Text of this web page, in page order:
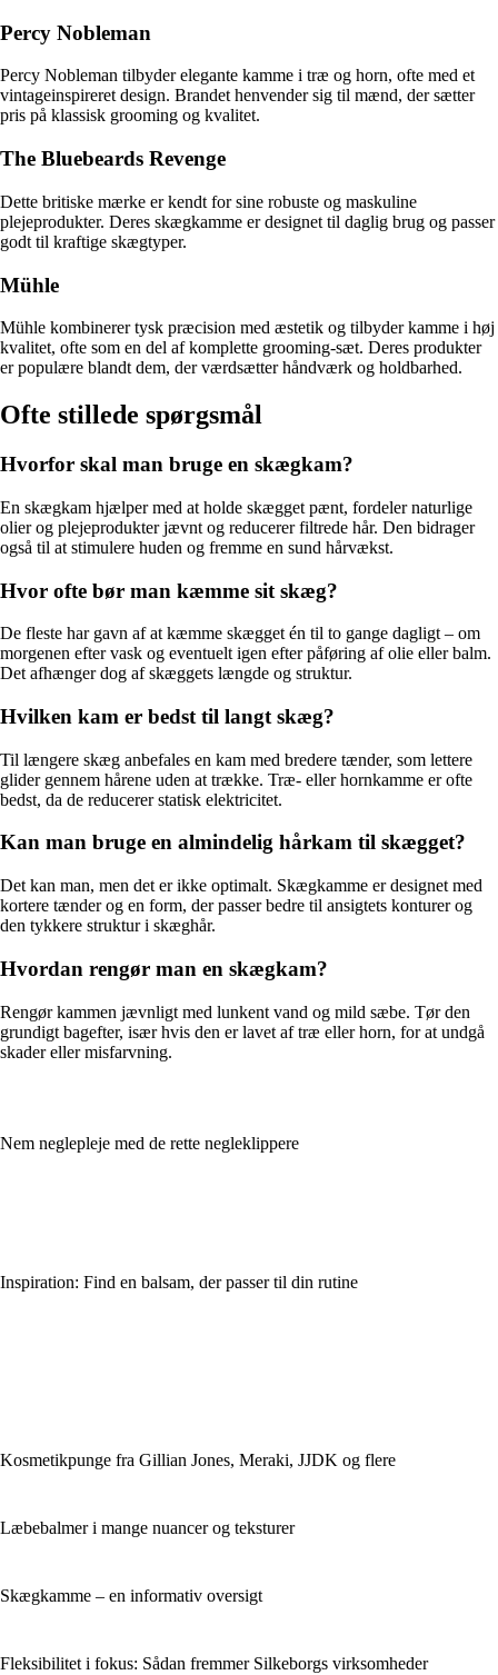
Percy Nobleman
Percy Nobleman tilbyder elegante kamme i træ og horn, ofte med et
vintageinspireret design. Brandet henvender sig til mænd, der sætter
pris på klassisk grooming og kvalitet.
The Bluebeards Revenge
Dette britiske mærke er kendt for sine robuste og maskuline
plejeprodukter. Deres skægkamme er designet til daglig brug og passer
godt til kraftige skægtyper.
Mühle
Mühle kombinerer tysk præcision med æstetik og tilbyder kamme i høj
kvalitet, ofte som en del af komplette grooming-sæt. Deres produkter
er populære blandt dem, der værdsætter håndværk og holdbarhed.
Ofte stillede spørgsmål
Hvorfor skal man bruge en skægkam?
En skægkam hjælper med at holde skægget pænt, fordeler naturlige
olier og plejeprodukter jævnt og reducerer filtrede hår. Den bidrager
også til at stimulere huden og fremme en sund hårvækst.
Hvor ofte bør man kæmme sit skæg?
De fleste har gavn af at kæmme skægget én til to gange dagligt – om
morgenen efter vask og eventuelt igen efter påføring af olie eller balm.
Det afhænger dog af skæggets længde og struktur.
Hvilken kam er bedst til langt skæg?
Til længere skæg anbefales en kam med bredere tænder, som lettere
glider gennem hårene uden at trække. Træ- eller hornkamme er ofte
bedst, da de reducerer statisk elektricitet.
Kan man bruge en almindelig hårkam til skægget?
Det kan man, men det er ikke optimalt. Skægkamme er designet med
kortere tænder og en form, der passer bedre til ansigtets konturer og
den tykkere struktur i skæghår.
Hvordan rengør man en skægkam?
Rengør kammen jævnligt med lunkent vand og mild sæbe. Tør den
grundigt bagefter, især hvis den er lavet af træ eller horn, for at undgå
skader eller misfarvning.
Nem neglepleje med de rette negleklippere
Inspiration: Find en balsam, der passer til din rutine
Kosmetikpunge fra Gillian Jones, Meraki, JJDK og flere
Læbebalmer i mange nuancer og teksturer
Skægkamme – en informativ oversigt
Fleksibilitet i fokus: Sådan fremmer Silkeborgs virksomheder